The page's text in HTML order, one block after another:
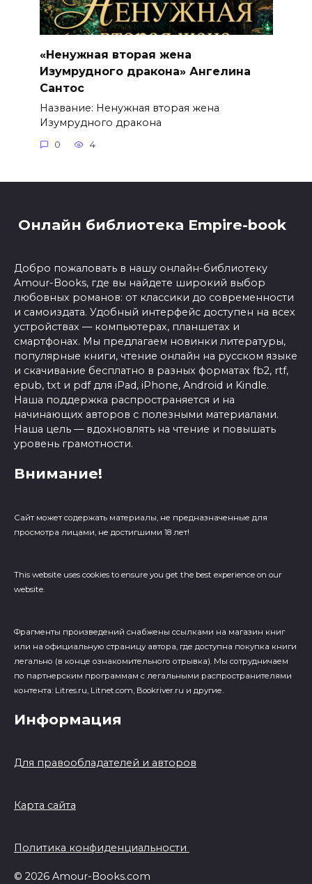
«Ненужная вторая жена
Изумрудного дракона» Ангелина
Сантос
Название: Ненужная вторая жена
Изумрудного дракона
0 4
Онлайн библиотека Empire-book
Добро пожаловать в нашу онлайн-библиотеку
Amour-Books, где вы найдете широкий выбор
любовных романов: от классики до современности
и самоиздата. Удобный интерфейс доступен на всех
устройствах — компьютерах, планшетах и
смартфонах. Мы предлагаем новинки литературы,
популярные книги, чтение онлайн на русском языке
и скачивание бесплатно в разных форматах fb2, rtf,
epub, txt и pdf для iPad, iPhone, Android и Kindle.
Наша поддержка распространяется и на
начинающих авторов с полезными материалами.
Наша цель — вдохновлять на чтение и повышать
уровень грамотности.
Внимание!
Сайт может содержать материалы, не предназначенные для
просмотра лицами, не достигшими 18 лет!
This website uses cookies to ensure you get the best experience on our
website.
Фрагменты произведений cнабжены ссылками на магазин книг
или на официальную страницу автора, где доступна покупка книги
легально (в конце ознакомительного отрывка). Мы сотрудничаем
по партнерским программам с легальными распространителями
контента: Litres.ru, Litnet.com, Bookriver.ru и другие.
Информация
Для правообладателей и авторов
Карта сайта
Политика конфиденциальности
© 2026 Amour-Books.com